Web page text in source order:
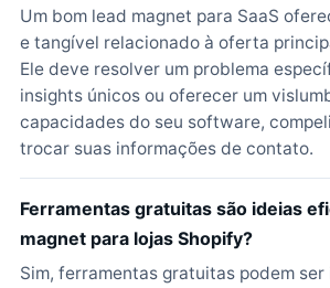
Um bom lead magnet para SaaS
e tangível relacionado à oferta
Ele deve resolver um problema
insights únicos ou oferecer um
capacidades do seu software,
trocar suas informações de contato.
Ferramentas gratuitas são ideias
magnet para lojas Shopify?
Sim, ferramentas gratuitas podem